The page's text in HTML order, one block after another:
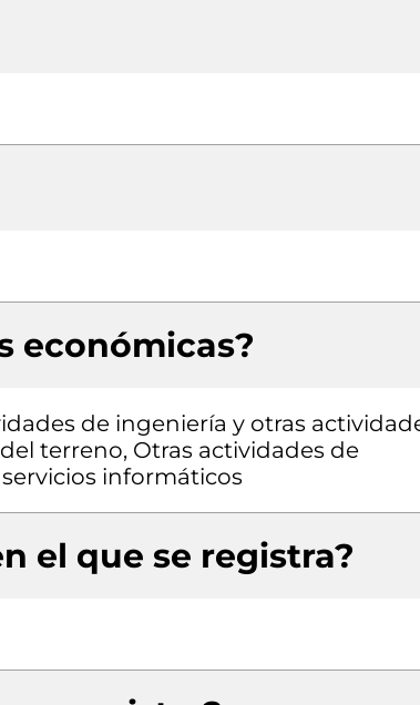
económicas?
de ingeniería y otras
terreno, Otras actividades de
informáticos
el que se registra?